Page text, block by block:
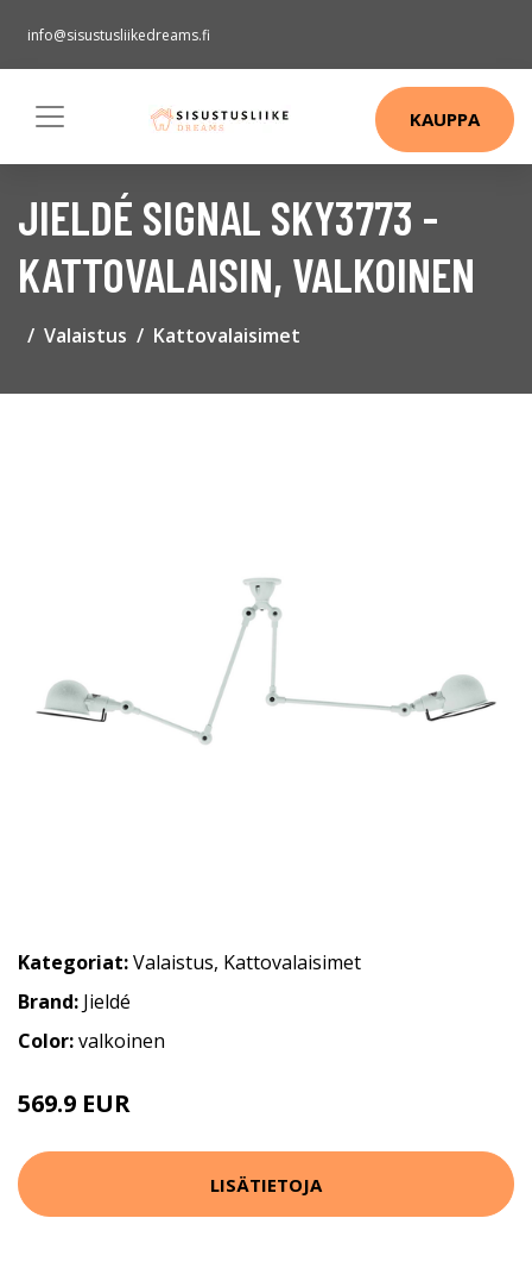
info@sisustusliikedreams.fi
KAUPPA
JIELDÉ SIGNAL SKY3773 -
KATTOVALAISIN, VALKOINEN
Valaistus Kattovalaisimet
Kategoriat:Valaistus, Kattovalaisimet
Brand: Jieldé
Color:valkoinen
569.9 EUR
LISÄTIETOJA